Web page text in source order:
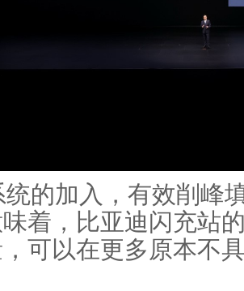
统的加入，有效削峰
着，比亚迪闪充站
可以在更多原本不